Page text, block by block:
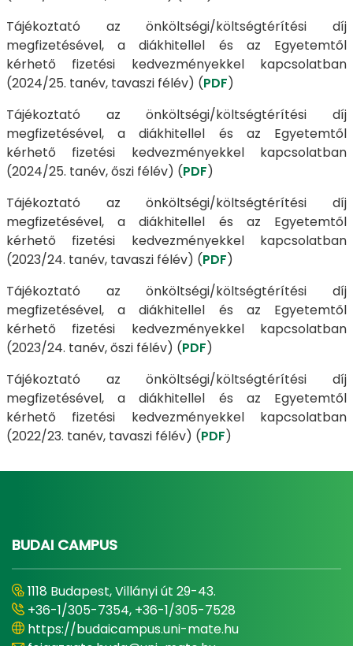
Tájékoztató az önköltségi/költségtérítési díj
megfizetésével, a diákhitellel és az Egyetemtől
kérhető fizetési kedvezményekkel kapcsolatban
(2024/25. tanév, tavaszi félév) (PDF)
Tájékoztató az önköltségi/költségtérítési díj
megfizetésével, a diákhitellel és az Egyetemtől
kérhető fizetési kedvezményekkel kapcsolatban
(2024/25. tanév, őszi félév) (PDF)
Tájékoztató az önköltségi/költségtérítési díj
megfizetésével, a diákhitellel és az Egyetemtől
kérhető fizetési kedvezményekkel kapcsolatban
(2023/24. tanév, tavaszi félév) (PDF)
Tájékoztató az önköltségi/költségtérítési díj
megfizetésével, a diákhitellel és az Egyetemtől
kérhető fizetési kedvezményekkel kapcsolatban
(2023/24. tanév, őszi félév) (PDF)
Tájékoztató az önköltségi/költségtérítési díj
megfizetésével, a diákhitellel és az Egyetemtől
kérhető fizetési kedvezményekkel kapcsolatban
(2022/23. tanév, tavaszi félév) (PDF)
BUDAI CAMPUS
1118 Budapest, Villányi út 29-43.
+36-1/305-7354, +36-1/305-7528
https://budaicampus.uni-mate.hu